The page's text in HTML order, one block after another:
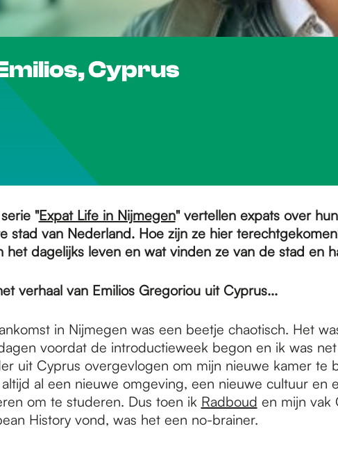
Cyprus
"Expat Life in Nijmegen" vertellen expats over
stad van Nederland. Hoe zijn ze hier
het dagelijks leven en wat vinden ze van de stad en
verhaal van Emilios Gregoriou uit Cyprus...
in Nijmegen was een beetje chaotisch. Het
voordat de introductieweek begon en ik was
uit Cyprus overgevlogen om mijn nieuwe kamer te
al een nieuwe omgeving, een nieuwe cultuur en
om te studeren. Dus toen ik Radboud en mijn vak
History vond, was het een no-brainer.